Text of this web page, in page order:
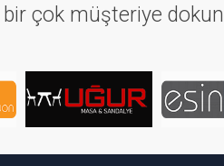
çok müşteriye